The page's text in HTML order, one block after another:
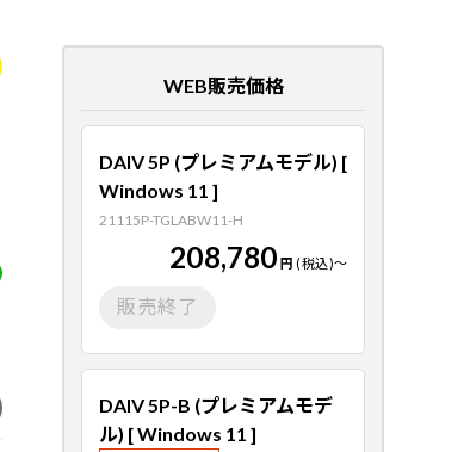
WEB販売価格
DAIV 5P (プレミアムモデル) [
Windows 11 ]
21115P-TGLABW11-H
208,780 円 (税込)～
販売終了
DAIV 5P-B (プレミアムモデ
ル) [ Windows 11 ]